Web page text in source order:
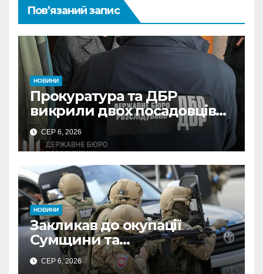
Пов’язаний запис
НОВИНИ
Прокуратура та ДБР
викрили двох посадовців
ДПС Сумщини на вимаганні
неправомірної вигоди у
ФОПа
СЕР 6, 2026
НОВИНИ
Закликав до окупації
Сумщини та
виправдовував обстріли:
СБУ викрила
СЕР 6, 2026